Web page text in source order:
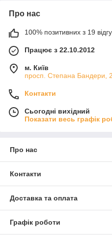
Про нас
100% позитивних з 19
Працює з 22.10.2012
м. Київ
просп. Степана Бандери,
Контакти
Сьогодні вихідний
Показати весь графік
Про нас
Контакти
Доставка та оплата
Графік роботи